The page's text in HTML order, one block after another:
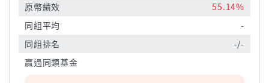
原幣績效
55.14%
同組平均
-
同組排名
-/-
贏過同類基金